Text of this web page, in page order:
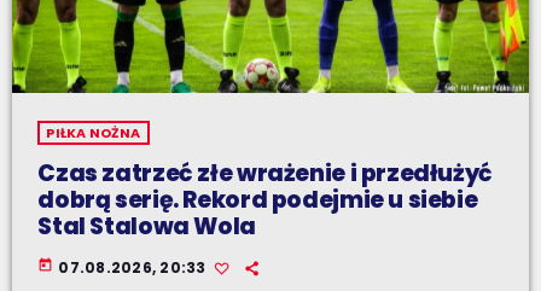
PIŁKA NOŻNA
Czas zatrzeć złe wrażenie i przedłużyć
dobrą serię. Rekord podejmie u siebie
Stal Stalowa Wola
today 07.08.2026, 20:33